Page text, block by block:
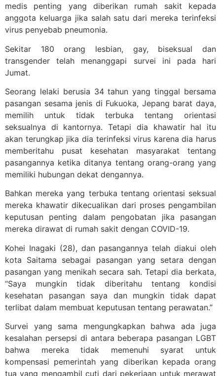
medis penting yang diberikan rumah sakit kepada
anggota keluarga jika salah satu dari mereka terinfeksi
virus penyebab pneumonia.
Sekitar 180 orang lesbian, gay, biseksual dan
transgender telah menanggapi survei ini pada hari
Jumat.
Seorang lelaki berusia 34 tahun yang tinggal bersama
pasangan sesama jenis di Fukuoka, Jepang barat daya,
memilih untuk tidak terbuka tentang orientasi
seksualnya di kantornya. Tetapi dia khawatir hal itu
akan terungkap jika dia terinfeksi virus karena dia harus
memberitahu pusat kesehatan masyarakat tentang
pasangannya ketika ditanya tentang orang-orang yang
memiliki hubungan dekat dengannya.
Bahkan mereka yang terbuka tentang orientasi seksual
mereka khawatir dikecualikan dari proses pengambilan
keputusan penting dalam pengobatan jika pasangan
mereka dirawat di rumah sakit dengan COVID-19.
Kohei Inagaki (28), dan pasangannya telah diakui oleh
kota Saitama sebagai pasangan yang setara dengan
pasangan yang menikah secara sah. Tetapi dia berkata,
“Saya mungkin tidak diberitahu tentang kondisi
kesehatan pasangan saya dan mungkin tidak dapat
terlibat dalam membuat keputusan tentang perawatan.”
Survei yang sama mengungkapkan bahwa ada juga
kesalahan persepsi di antara beberapa pasangan LGBT
bahwa mereka tidak memenuhi syarat untuk
kompensasi pemerintah yang diberikan kepada orang
tua yang mengambil cuti dari pekerjaan untuk merawat